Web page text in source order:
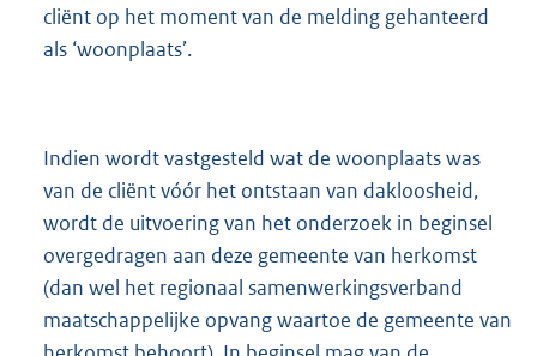
cliënt op het moment van de melding gehanteerd
als ‘woonplaats’.
Indien wordt vastgesteld wat de woonplaats was
van de cliënt vóór het ontstaan van dakloosheid,
wordt de uitvoering van het onderzoek in beginsel
overgedragen aan deze gemeente van herkomst
(dan wel het regionaal samenwerkingsverband
maatschappelijke opvang waartoe de gemeente van